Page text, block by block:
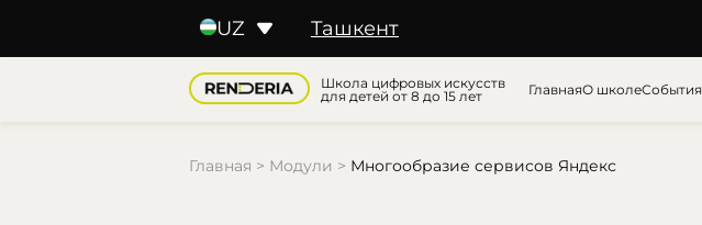
Галерея
UZ
RU
KZ
BY
Ташкент
Школа цифровых искусств
для детей от 8 до 15 лет
ГлавнаяО школеСобытия
Главная > Модули > Многообразие сервисов Яндекс